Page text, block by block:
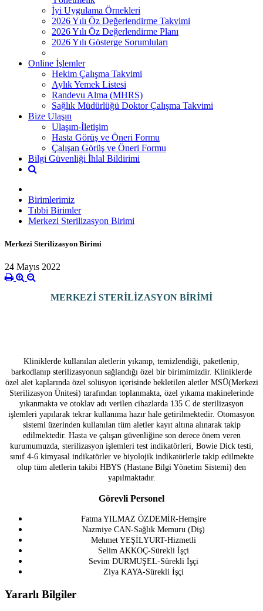
İyi Uygulama Örnekleri
2026 Yılı Öz Değerlendirme Takvimi
2026 Yılı Öz Değerlendirme Planı
2026 Yılı Gösterge Sorumluları
Online İşlemler
Hekim Çalışma Takvimi
Aylık Yemek Listesi
Randevu Alma (MHRS)
Sağlık Müdürlüğü Doktor Çalışma Takvimi
Bize Ulaşın
Ulaşım-İletişim
Hasta Görüş ve Öneri Formu
Çalışan Görüş ve Öneri Formu
Bilgi Güvenliği İhlal Bildirimi
Birimlerimiz
Tıbbi Birimler
Merkezi Sterilizasyon Birimi
Merkezi Sterilizasyon Birimi
24 Mayıs 2022
MERKEZİ STERİLİZASYON BİRİMİ
Kliniklerde kullanılan aletlerin yıkanıp, temizlendiği, paketlenip,
barkodlanıp sterilizasyonun sağlandığı özel bir birimimizdir. Kliniklerde
özel alet kaplarında özel solüsyon içerisinde bekletilen aletler MSÜ(Merkezi
Sterilizasyon Ünitesi) tarafından toplanmakta, özel yıkama makinelerinde
yıkanmakta ve otoklav adı verilen cihazlarda 135 C de sterilizasyon
işlemleri yapılarak tekrar kullanıma hazır hale getirilmektedir. Otomasyon
sistemi üzerinden kullanılan tüm aletler kayıt altına alınarak takip
edilmektedir. Hasta ve çalışan güvenliğine son derece önem veren
kurumumuzda, sterilizasyon işlemleri test indikatörleri, Bowie Dick testi,
sınıf 4-6 kimyasal indikatörler ve biyolojik indikatörlerle takip edilmekte
olup tüm aletlerin takibi HBYS (Hastane Bilgi Yönetim Sistemi) den
yapılmaktadır.
Görevli Personel
Fatma YILMAZ ÖZDEMİR-Hemşire
Nazmiye CAN-Sağlık Memuru (Diş)
Mehmet YEŞİLYURT-Hizmetli
Selim AKKOÇ-Sürekli İşçi
Sevim DURMUŞEL-Sürekli İşçi
Ziya KAYA-Sürekli İşçi
Yararlı Bilgiler